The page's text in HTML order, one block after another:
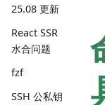
25.08 更新
React SSR
水合问题
fzf
SSH 公私钥